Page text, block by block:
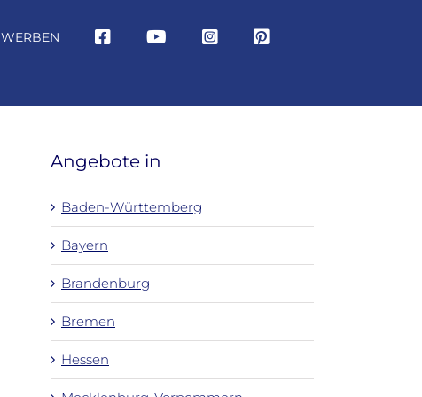
WERBEN
Angebote in
Baden-Württemberg
Bayern
Brandenburg
Bremen
Hessen